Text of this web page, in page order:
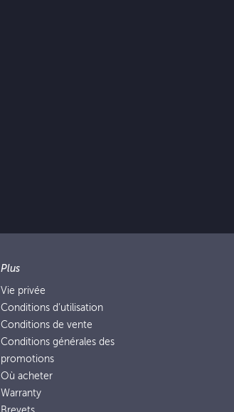
Plus
Vie privée
Conditions d’utilisation
Conditions de vente
Conditions générales des
promotions
Où acheter
Warranty